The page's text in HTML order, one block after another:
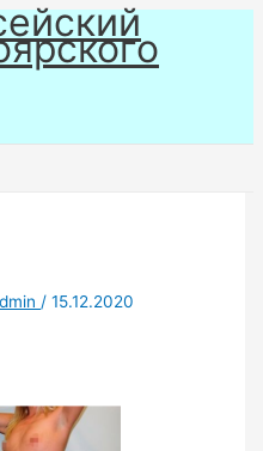
/15.12.2020